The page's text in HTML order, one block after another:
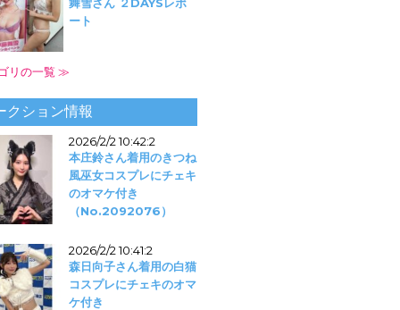
ート
リの一覧 ≫
クション情報
2026/2/2 10:42:2
本庄鈴さん着用のきつね
風巫女コスプレにチェキ
のオマケ付き
（No.2092076）
2026/2/2 10:41:2
森日向子さん着用の白猫
コスプレにチェキのオマ
ケ付き